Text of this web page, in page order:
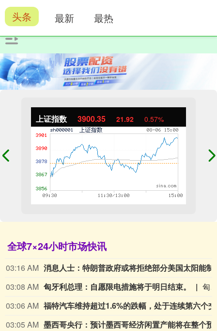
上证指数 3900.35 21.92 0.57%
全球7×24小时市场快讯
03:16 AM
03:08 AM 匈牙利总理：自愿限电措施将于明日结束。
匈牙利总理：自愿限电措
03:06 AM
03:05 AM
头条 最新 最热